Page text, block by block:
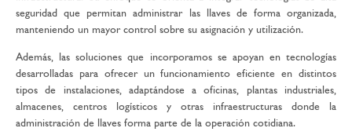
seguridad que permitan administrar las llaves de forma organizada,
manteniendo un mayor control sobre su asignación y utilización.
Además, las soluciones que incorporamos se apoyan en tecnologías
desarrolladas para ofrecer un funcionamiento eficiente en distintos
tipos de instalaciones, adaptándose a oficinas, plantas industriales,
almacenes, centros logísticos y otras infraestructuras donde la
administración de llaves forma parte de la operación cotidiana.